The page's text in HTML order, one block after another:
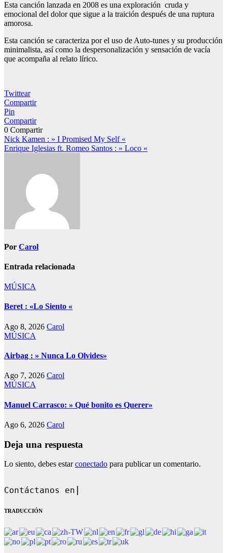
Esta canción lanzada en 2008 es una exploración cruda y
emocional del dolor que sigue a la traición después de una ruptura
amorosa.
Esta canción se caracteriza por el uso de Auto-tunes y su producción
minimalista, así como la despersonalización y sensación de vacía
que acompaña al relato lírico.
Twittear
Compartir
Pin
Compartir
0 Compartir
Navegación
de
Nick Kamen : » I Promised My Self «
Enrique Iglesias ft. Romeo Santos : » Loco «
Por Carol
Entrada relacionada
MÚSICA
Beret : «Lo Siento «
Ago 8, 2026 Carol
MÚSICA
Airbag : » Nunca Lo Olvides»
Ago 7, 2026 Carol
MÚSICA
Manuel Carrasco: » Qué bonito es Querer»
Ago 6, 2026 Carol
Deja una respuesta
Lo siento, debes estarconectado para publicar un comentario.
Contáctanos en: dandoquehab
TRADUCCIÓN